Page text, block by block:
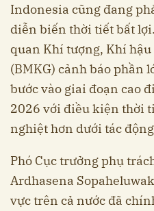
Indonesia cũng đang
diễn biến thời tiết bất
quan Khí tượng, Khí
(BMKG) cảnh báo phần
bước vào giai đoạn cao
2026 với điều kiện thời
nghiệt hơn dưới tác
Phó Cục trưởng phụ
Ardhasena
vực trên cả nước đã